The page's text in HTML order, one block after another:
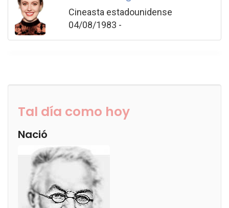
Cineasta estadounidense
04/08/1983 -
Tal día como hoy
Nació